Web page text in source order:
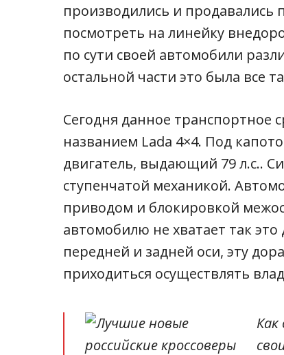
производились и
посмотреть на линейку
по сути своей автомобили
остальной части это была все
Сегодня данное транспортное
названием Lada 4×4. Под
двигатель, выдающий 79 л.с..
ступенчатой механикой.
приводом и блокировкой
автомобилю не хватает так
передней и задней оси, эту
приходиться осуществлять